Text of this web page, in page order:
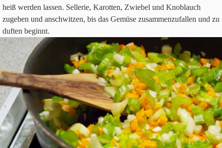
heiß wer­den las­sen. Sel­le­rie, Karot­ten, Zwie­bel und Knob­lauch
zuge­ben und anschwit­zen, bis das Gemüse zusam­men­zu­fal­len und zu
duf­ten beginnt.